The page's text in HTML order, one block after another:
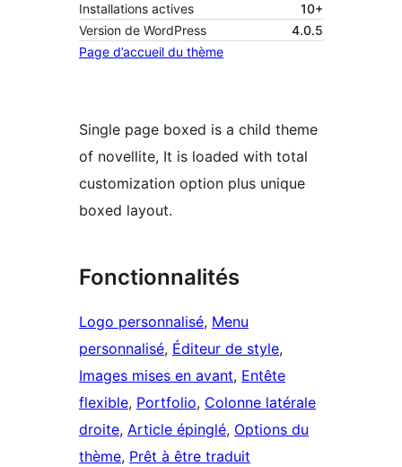
Installations actives
10+
Version de WordPress
4.0.5
Page d’accueil du thème
Single page boxed is a child theme
of novellite, It is loaded with total
customization option plus unique
boxed layout.
Fonctionnalités
Logo personnalisé, Menu
personnalisé, Éditeur de style
Images mises en avant, Entête
flexible, Portfolio, Colonne latérale
droite, Article épinglé, Options du
thème, Prêt à être traduit